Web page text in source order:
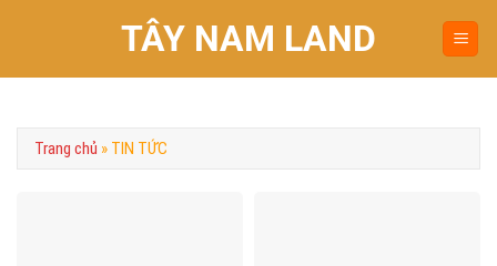
TÂY NAM LAND
Trang chủ » TIN TỨC